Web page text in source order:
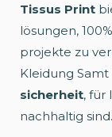
Tissus Print
lösungen,
projekte zu
Kleidung
sicherheit, für
nachhaltig sind.